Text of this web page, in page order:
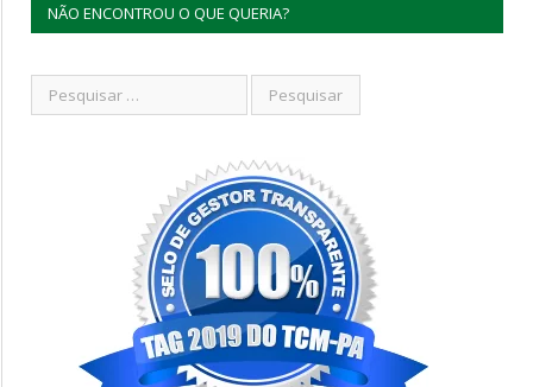
NÃO ENCONTROU O QUE QUERIA?